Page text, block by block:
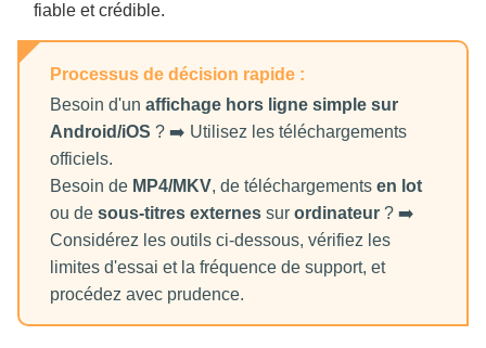
fiable et crédible.
Processus de décision rapide :
Besoin d'un affichage hors ligne simple sur
Android/iOS ? ➡️ Utilisez les téléchargements
officiels.
Besoin de MP4/MKV, de téléchargements en lot
ou de sous-titres externes sur ordinateur ? ➡️
Considérez les outils ci-dessous, vérifiez les
limites d'essai et la fréquence de support, et
procédez avec prudence.